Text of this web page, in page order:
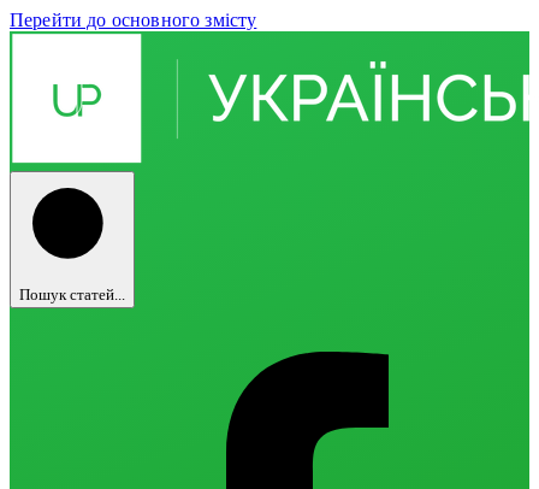
Перейти до основного змісту
Пошук статей...